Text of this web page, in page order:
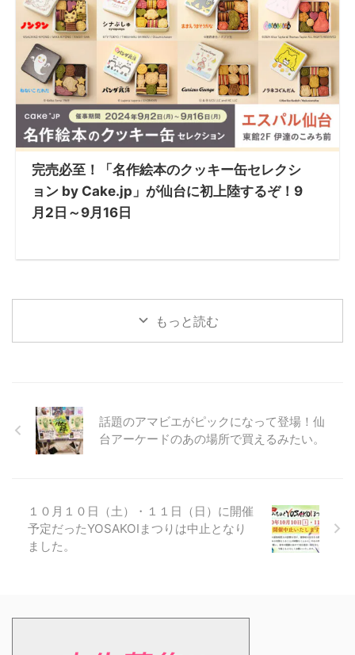
完売必至！「名作絵本のクッキー缶セレクシ
ョン by Cake.jp」が仙台に初上陸するぞ！9
月2日～9月16日
もっと読む
話題のアマビエがピックになって登場！仙
台アーケードのあの場所で買えるみたい。
１０月１０日（土）・１１日（日）に開催
予定だったYOSAKOIまつりは中止となり
ました。